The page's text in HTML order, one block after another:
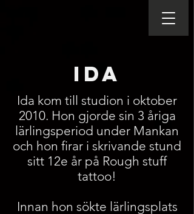
IDA
Ida kom till studion i oktober
2010. Hon gjorde sin 3 åriga
lärlingsperiod under Mankan
och hon firar i skrivande stund
sitt 12e år på Rough stuff
tattoo!
Innan hon sökte lärlingsplats